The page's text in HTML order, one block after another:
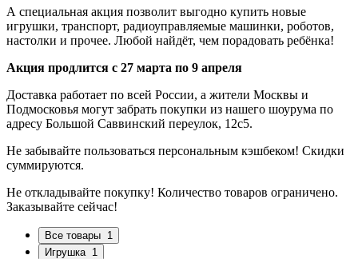
А специальная акция позволит выгодно купить новые
игрушки, транспорт, радиоуправляемые машинки, роботов,
настолки и прочее. Любой найдёт, чем порадовать ребёнка!
Акция продлится с 27 марта по 9 апреля
Доставка работает по всей России, а жители Москвы и
Подмосковья могут забрать покупки из нашего шоурума по
адресу Большой Саввинский переулок, 12с5.
Не забывайте пользоваться персональным кэшбеком! Скидки
суммируются.
Не откладывайте покупку! Количество товаров ограничено.
Заказывайте сейчас!
Все товары 1
Игрушка 1